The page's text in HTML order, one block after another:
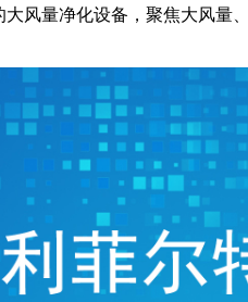
风量净化设备，聚焦大风